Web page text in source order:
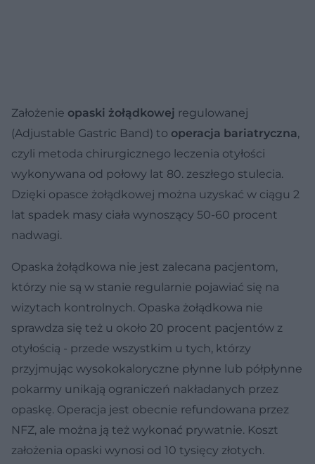
Założenie opaski żołądkowej regulowanej
(Adjustable Gastric Band) to operacja bariatryczna,
czyli metoda chirurgicznego leczenia otyłości
wykonywana od połowy lat 80. zeszłego stulecia.
Dzięki opasce żołądkowej można uzyskać w ciągu 2
lat spadek masy ciała wynoszący 50-60 procent
nadwagi.
Opaska żołądkowa nie jest zalecana pacjentom,
którzy nie są w stanie regularnie pojawiać się na
wizytach kontrolnych. Opaska żołądkowa nie
sprawdza się też u około 20 procent pacjentów z
otyłością - przede wszystkim u tych, którzy
przyjmując wysokokaloryczne płynne lub półpłynne
pokarmy unikają ograniczeń nakładanych przez
opaskę. Operacja jest obecnie refundowana przez
NFZ, ale można ją też wykonać prywatnie. Koszt
założenia opaski wynosi od 10 tysięcy złotych.